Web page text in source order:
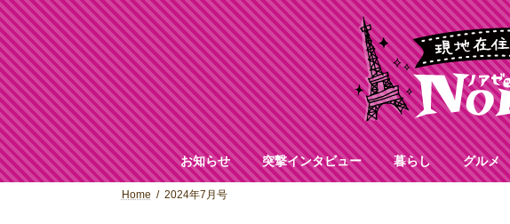
コ
ン
テ
ン
ツ
へ
ス
キ
ッ
プ
ナ
ビ
ゲ
ー
シ
ョ
ン
に
移
動
お知らせ 突撃インタビュー 暮らし グルメ
Home 2024年7月号